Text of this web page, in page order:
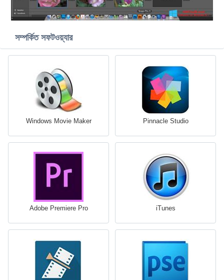
সম্পর্কিত সফটওয়্যার
Windows Movie Maker Pinnacle Studio
Adobe Premiere Pro iTunes